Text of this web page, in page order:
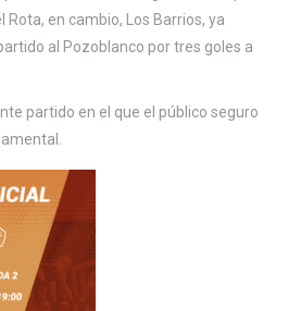
Rota, en cambio, Los Barrios, ya
al Pozoblanco por tres goles a
partido en el que el público seguro